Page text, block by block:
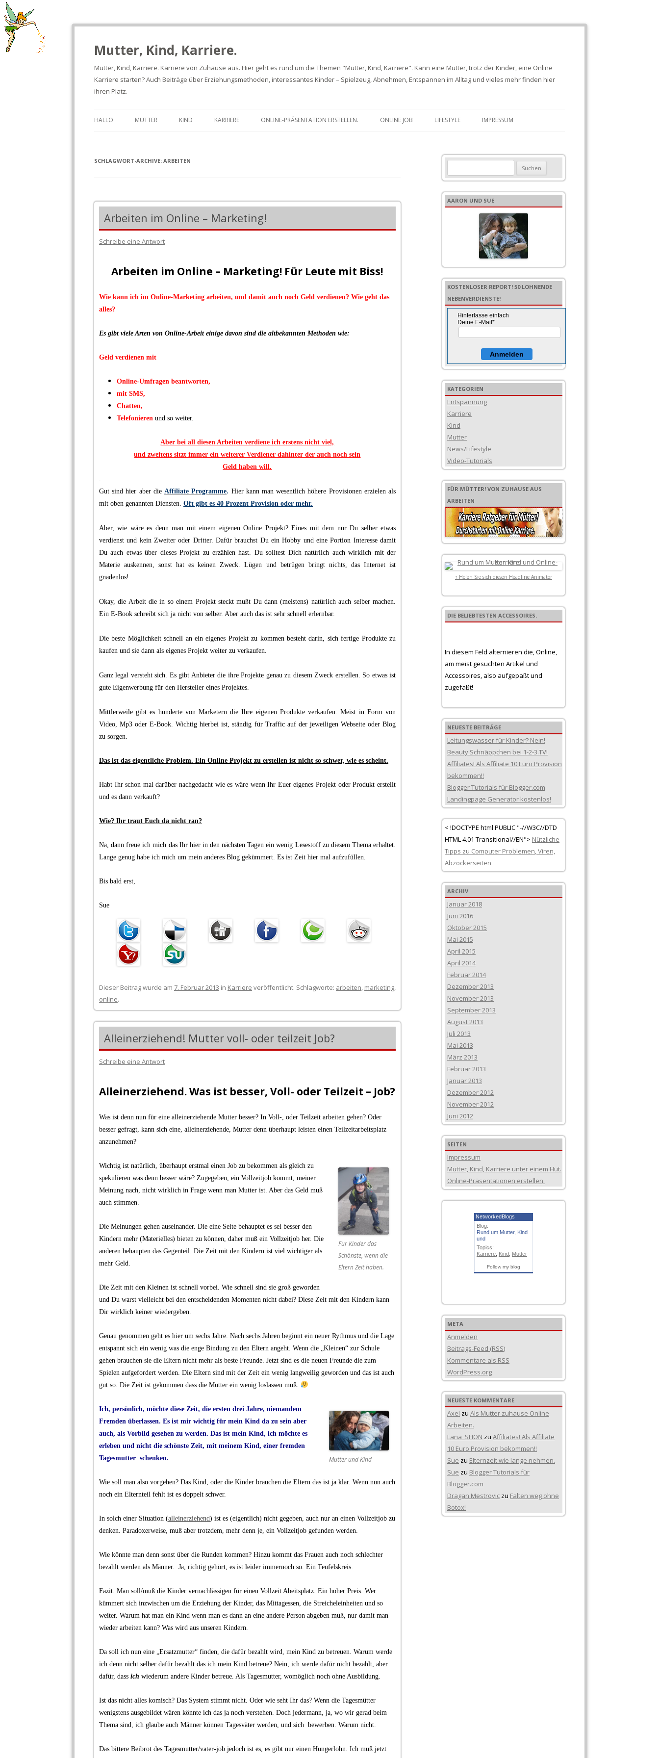
Mutter, Kind, Karriere.
Mutter, Kind, Karriere. Karriere von Zuhause aus. Hier geht es rund um die Themen "Mutter, Kind, Karriere". Kann eine Mutter, trotz der Kinder, eine Online
Karriere starten? Auch Beiträge über Erziehungsmethoden, interessantes Kinder – Spielzeug, Abnehmen, Entspannen im Alltag und vieles mehr finden hier
ihren Platz.
zum
HALLO MUTTER KIND KARRIERE ONLINE-PRÄSENTATION ERSTELLEN. ONLINE JOB LIFESTYLE IMPRESSUM
SCHLAGWORT-ARCHIVE: ARBEITEN
Arbeiten im Online – Marketing!
Schreibe eine Antwort
Arbeiten im Online – Marketing! Für Leute mit Biss!
Wie kann ich im Online-Marketing arbeiten, und damit auch noch Geld verdienen? Wie geht das
alles?
Es gibt viele Arten von Online-Arbeit einige davon sind die altbekannten Methoden wie:
Geld verdienen mit
Online-Umfragen beantworten,
mit SMS,
Chatten,
Telefonieren und so weiter.
Aber bei all diesen Arbeiten verdiene ich erstens nicht viel,
und zweitens sitzt immer ein weiterer Verdiener dahinter der auch noch sein
Geld haben will.
.
Gut sind hier aber dieAffiliate Programme. Hier kann man wesentlich höhere Provisionen erzielen als
mit oben genannten Diensten. Oft gibt es 40 Prozent Provision oder mehr.
Aber, wie wäre es denn man mit einem eigenen Online Projekt? Eines mit dem nur Du selber etwas
verdienst und kein Zweiter oder Dritter. Dafür brauchst Du ein Hobby und eine Portion Interesse damit
Du auch etwas über dieses Projekt zu erzählen hast. Du solltest Dich natürlich auch wirklich mit der
Materie auskennen, sonst hat es keinen Zweck. Lügen und betrügen bringt nichts, das Internet ist
gnadenlos!
Okay, die Arbeit die in so einem Projekt steckt mußt Du dann (meistens) natürlich auch selber machen.
Ein E-Book schreibt sich ja nicht von selber. Aber auch das ist sehr schnell erlernbar.
Die beste Möglichkeit schnell an ein eigenes Projekt zu kommen besteht darin, sich fertige Produkte zu
kaufen und sie dann als eigenes Projekt weiter zu verkaufen.
Ganz legal versteht sich. Es gibt Anbieter die ihre Projekte genau zu diesem Zweck erstellen. So etwas ist
gute Eigenwerbung für den Hersteller eines Projektes.
Mittlerweile gibt es hunderte von Marketern die Ihre eigenen Produkte verkaufen. Meist in Form von
Video, Mp3 oder E-Book. Wichtig hierbei ist, ständig für Traffic auf der jeweiligen Webseite oder Blog
zu sorgen.
Das ist das eigentliche Problem. Ein Online Projekt zu erstellen ist nicht so schwer, wie es scheint.
Habt Ihr schon mal darüber nachgedacht wie es wäre wenn Ihr Euer eigenes Projekt oder Produkt erstellt
und es dann verkauft?
Wie? Ihr traut Euch da nicht ran?
Na, dann freue ich mich das Ihr hier in den nächsten Tagen ein wenig Lesestoff zu diesem Thema erhaltet.
Lange genug habe ich mich um mein anderes Blog gekümmert. Es ist Zeit hier mal aufzufüllen.
Bis bald erst,
Sue
Dieser Beitrag wurde am 7. Februar 2013 in Karriere veröffentlicht. Schlagworte: arbeiten, marketing,
online.
Alleinerziehend! Mutter voll- oder teilzeit Job?
Schreibe eine Antwort
Alleinerziehend. Was ist besser, Voll- oder Teilzeit – Job?
Was ist denn nun für eine alleinerziehende Mutter besser? In Voll-, oder Teilzeit arbeiten gehen? Oder
besser gefragt, kann sich eine, alleinerziehende, Mutter denn überhaupt leisten einen Teilzeitarbeitsplatz
anzunehmen?
Für Kinder das
Schönste, wenn die
Eltern Zeit haben.
Wichtig ist natürlich, überhaupt erstmal einen Job zu bekommen als gleich zu
spekulieren was denn besser wäre? Zugegeben, ein Vollzeitjob kommt, meiner
Meinung nach, nicht wirklich in Frage wenn man Mutter ist. Aber das Geld muß
auch stimmen.
Die Meinungen gehen auseinander. Die eine Seite behauptet es sei besser den
Kindern mehr (Materielles) bieten zu können, daher muß ein Vollzeitjob her. Die
anderen behaupten das Gegenteil. Die Zeit mit den Kindern ist viel wichtiger als
mehr Geld.
Die Zeit mit den Kleinen ist schnell vorbei. Wie schnell sind sie groß geworden
und Du warst vielleicht bei den entscheidenden Momenten nicht dabei? Diese Zeit mit den Kindern kann
Dir wirklich keiner wiedergeben.
Genau genommen geht es hier um sechs Jahre. Nach sechs Jahren beginnt ein neuer Rythmus und die Lage
entspannt sich ein wenig was die enge Bindung zu den Eltern angeht. Wenn die „Kleinen“ zur Schule
gehen brauchen sie die Eltern nicht mehr als beste Freunde. Jetzt sind es die neuen Freunde die zum
Spielen aufgefordert werden. Die Eltern sind mit der Zeit ein wenig langweilig geworden und das ist auch
gut so. Die Zeit ist gekommen dass die Mutter ein wenig loslassen muß.
Mutter und Kind
Ich, persönlich, möchte diese Zeit, die ersten drei Jahre, niemandem
Fremden überlassen. Es ist mir wichtig für mein Kind da zu sein aber
auch, als Vorbild gesehen zu werden. Das ist mein Kind, ich möchte es
erleben und nicht die schönste Zeit, mit meinem Kind, einer fremden
Tagesmutter schenken.
Wie soll man also vorgehen? Das Kind, oder die Kinder brauchen die Eltern das ist ja klar. Wenn nun auch
noch ein Elternteil fehlt ist es doppelt schwer.
In solch einer Situation (alleinerziehend) ist es (eigentlich) nicht gegeben, auch nur an einen Vollzeitjob zu
denken. Paradoxerweise, muß aber trotzdem, mehr denn je, ein Vollzeitjob gefunden werden.
Wie könnte man denn sonst über die Runden kommen? Hinzu kommt das Frauen auch noch schlechter
bezahlt werden als Männer. Ja, richtig gehört, es ist leider immernoch so. Ein Teufelskreis.
Fazit: Man soll/muß die Kinder vernachlässigen für einen Vollzeit Abeitsplatz. Ein hoher Preis. Wer
kümmert sich inzwischen um die Erziehung der Kinder, das Mittagessen, die Streicheleinheiten und so
weiter. Warum hat man ein Kind wenn man es dann an eine andere Person abgeben muß, nur damit man
wieder arbeiten kann? Was wird aus unseren Kindern.
Da soll ich nun eine „Ersatzmutter“ finden, die dafür bezahlt wird, mein Kind zu betreuen. Warum werde
ich denn nicht selber dafür bezahlt das ich mein Kind betreue? Nein, ich werde dafür nicht bezahlt, aber
dafür, dass ich wiederum andere Kinder betreue. Als Tagesmutter, womöglich noch ohne Ausbildung.
Ist das nicht alles komisch? Das System stimmt nicht. Oder wie seht Ihr das? Wenn die Tagesmütter
wenigstens ausgebildet wären könnte ich das ja noch verstehen. Doch jedermann, ja, wo wir gerad beim
Thema sind, ich glaube auch Männer können Tagesväter werden, und sich bewerben. Warum nicht.
Das bittere Beibrot des Tagesmutter/vater-job jedoch ist es, es gibt nur einen Hungerlohn. Ich muß jetzt
u
c
h
:
AARON UND SUE
KOSTENLOSER REPORT! 50 LOHNENDE
NEBENVERDIENSTE!
Hinterlasse einfach
Deine E-Mail*
Anmelden
KATEGORIEN
Entspannung
Karriere
Kind
Mutter
News/Lifestyle
Video-Tutorials
FÜR MÜTTER! VON ZUHAUSE AUS
ARBEITEN
↑ Holen Sie sich diesen Headline Animator
DIE BELIEBTESTEN ACCESSOIRES.
In diesem Feld alternieren die, Online,
am meist gesuchten Artikel und
Accessoires, also aufgepaßt und
zugefaßt!
NEUESTE BEITRÄGE
Leitungswasser für Kinder? Nein!
Beauty Schnäppchen bei 1-2-3.TV!
Affiliates! Als Affiliate 10 Euro Provision
bekommen!!
Blogger Tutorials für Blogger.com
Landingpage Generator kostenlos!
< !DOCTYPE html PUBLIC "-//W3C//DTD
HTML 4.01 Transitional//EN"> Nützliche
Tipps zu Computer Problemen, Viren,
Abzockerseiten
ARCHIV
Januar 2018
Juni 2016
Oktober 2015
Mai 2015
April 2015
April 2014
Februar 2014
Dezember 2013
November 2013
September 2013
August 2013
Juli 2013
Mai 2013
März 2013
Februar 2013
Januar 2013
Dezember 2012
November 2012
Juni 2012
SEITEN
Impressum
Mutter, Kind, Karriere unter einem Hut.
Online-Präsentationen erstellen.
NetworkedBlogs
Blog:
Rund um Mutter, Kind
und
Topics:
Karriere Kind Mutter
Follow my blog
META
Anmelden
Beitrags-Feed (RSS)
Kommentare als RSS
WordPress.org
NEUESTE KOMMENTARE
Axel zu Als Mutter zuhause Online
Arbeiten.
Lana_SHON zu Affiliates! Als Affiliate
10 Euro Provision bekommen!!
Sue zu Elternzeit wie lange nehmen.
Sue zu Blogger Tutorials für
Blogger.com
Dragan Mestrovic zu Falten weg ohne
Botox!